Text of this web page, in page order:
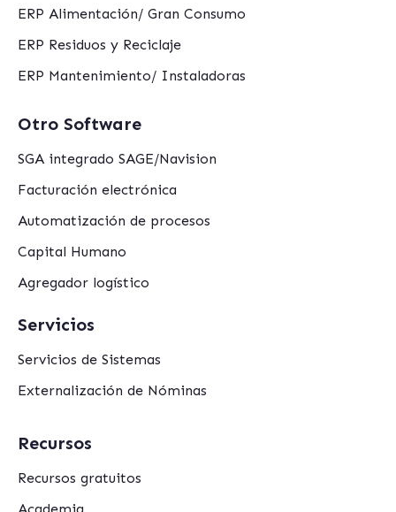
ERP Alimentación/ Gran Consumo
ERP Residuos y Reciclaje
ERP Mantenimiento/ Instaladoras
Otro Software
SGA integrado SAGE/Navision
Facturación electrónica
Automatización de procesos
Capital Humano
Agregador logístico
Servicios
Servicios de Sistemas
Externalización de Nóminas
Recursos
Recursos gratuitos